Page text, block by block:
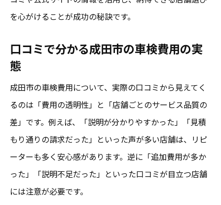
を心がけることが成功の秘訣です。
口コミで分かる成田市の車検費用の実
態
成田市の車検費用について、実際の口コミから見えてく
るのは「費用の透明性」と「店舗ごとのサービス品質の
差」です。例えば、「説明が分かりやすかった」「見積
もり通りの請求だった」といった声が多い店舗は、リピ
ーターも多く安心感があります。逆に「追加費用が多か
った」「説明不足だった」といった口コミが目立つ店舗
には注意が必要です。